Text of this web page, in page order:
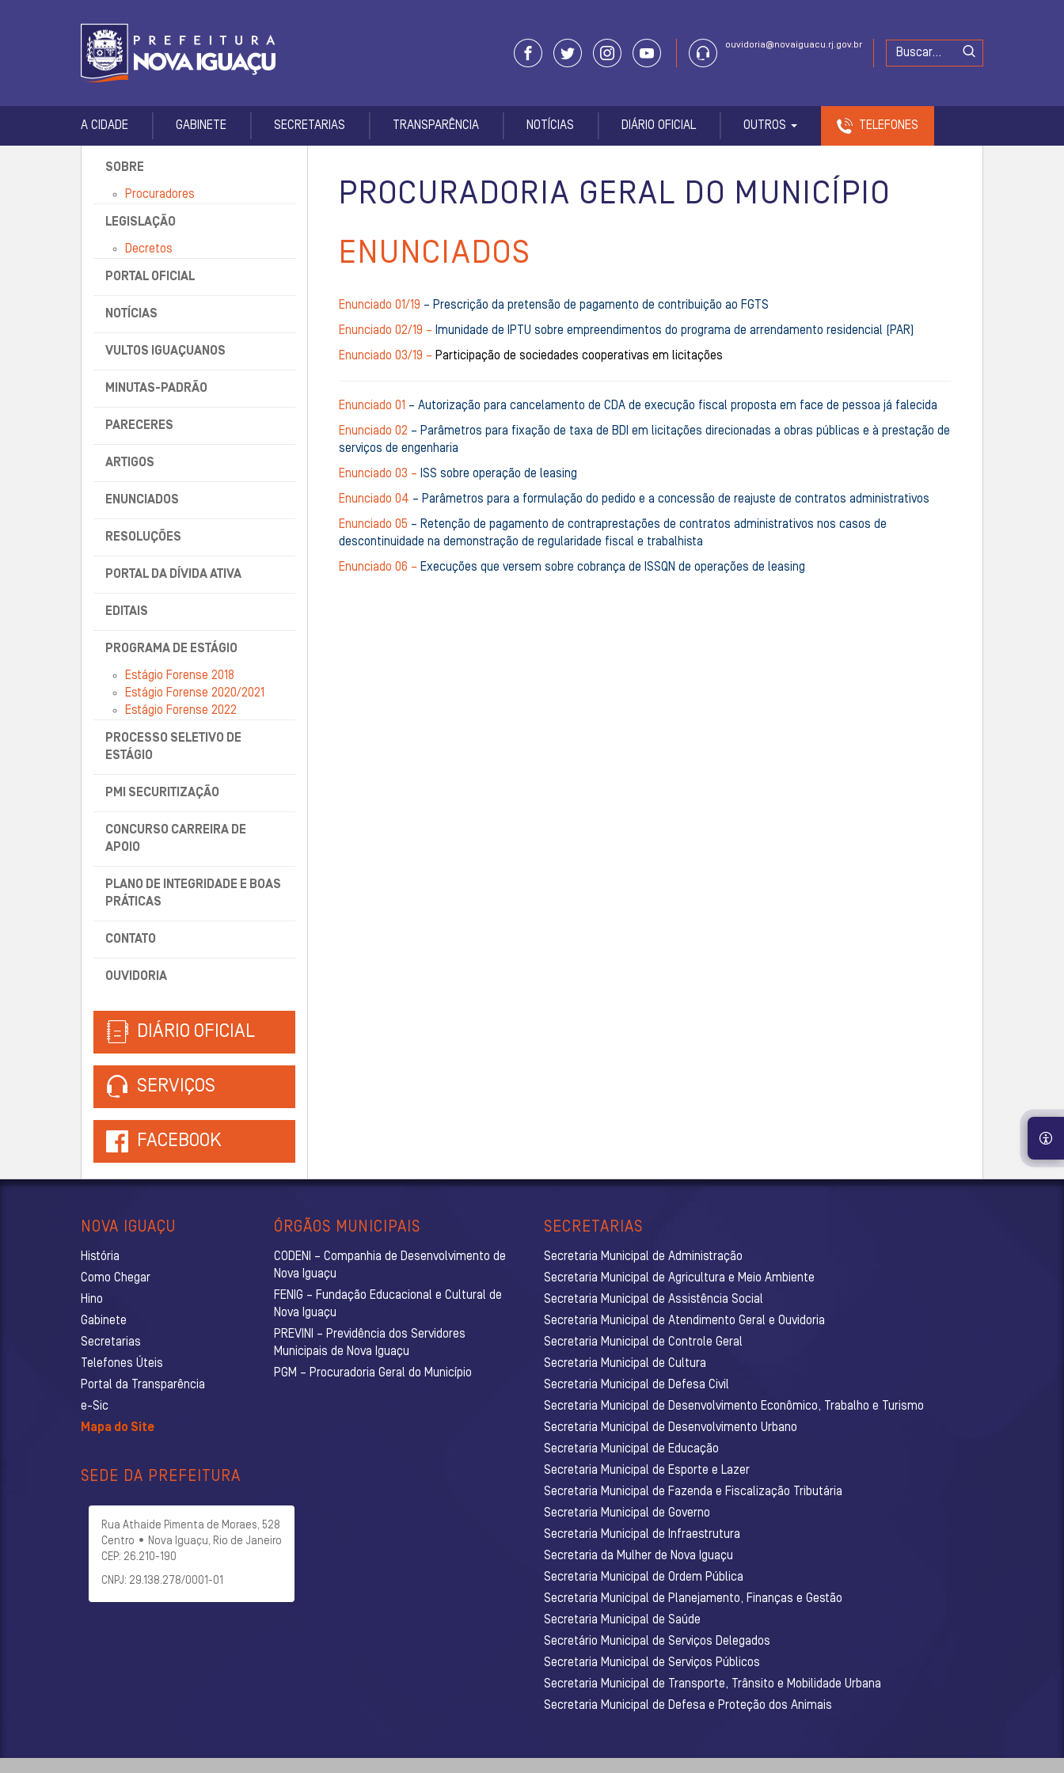
ouvidoria@novaiguacu.rj.gov.br
A CIDADE GABINETE SECRETARIAS TRANSPARÊNCIA NOTÍCIAS DIÁRIO OFICIAL OUTROS TELEFONES
SOBRE
Procuradores
LEGISLAÇÃO
Decretos
PORTAL OFICIAL
NOTÍCIAS
VULTOS IGUAÇUANOS
MINUTAS-PADRÃO
PARECERES
ARTIGOS
ENUNCIADOS
RESOLUÇÕES
PORTAL DA DÍVIDA ATIVA
EDITAIS
PROGRAMA DE ESTÁGIO
Estágio Forense 2018
Estágio Forense 2020/2021
Estágio Forense 2022
PROCESSO SELETIVO DE
ESTÁGIO
PMI SECURITIZAÇÃO
CONCURSO CARREIRA DE
APOIO
PLANO DE INTEGRIDADE E BOAS
PRÁTICAS
CONTATO
OUVIDORIA
DIÁRIO OFICIAL
SERVIÇOS
FACEBOOK
PROCURADORIA GERAL DO MUNICÍPIO
ENUNCIADOS
Enunciado 01/19 – Prescrição da pretensão de pagamento de contribuição ao FGTS
Enunciado 02/19 – Imunidade de IPTU sobre empreendimentos do programa de arrendamento residencial (PAR)
Enunciado 03/19 – Participação de sociedades cooperativas em licitações
Enunciado 01 – Autorização para cancelamento de CDA de execução fiscal proposta em face de pessoa já falecida
Enunciado 02 – Parâmetros para fixação de taxa de BDI em licitações direcionadas a obras públicas e à prestação de
serviços de engenharia
Enunciado 03 – ISS sobre operação de leasing
Enunciado 04 – Parâmetros para a formulação do pedido e a concessão de reajuste de contratos administrativos
Enunciado 05 – Retenção de pagamento de contraprestações de contratos administrativos nos casos de
descontinuidade na demonstração de regularidade fiscal e trabalhista
Enunciado 06 – Execuções que versem sobre cobrança de ISSQN de operações de leasing
NOVA IGUAÇU
História
Como Chegar
Hino
Gabinete
Secretarias
Telefones Úteis
Portal da Transparência
e-Sic
Mapa do Site
ÓRGÃOS MUNICIPAIS
CODENI – Companhia de Desenvolvimento de
Nova Iguaçu
FENIG – Fundação Educacional e Cultural de
Nova Iguaçu
PREVINI – Previdência dos Servidores
Municipais de Nova Iguaçu
PGM – Procuradoria Geral do Município
SEDE DA PREFEITURA
Rua Athaide Pimenta de Moraes, 528
Centro • Nova Iguaçu, Rio de Janeiro
CEP: 26.210-190
CNPJ: 29.138.278/0001-01
SECRETARIAS
Secretaria Municipal de Administração
Secretaria Municipal de Agricultura e Meio Ambiente
Secretaria Municipal de Assistência Social
Secretaria Municipal de Atendimento Geral e Ouvidoria
Secretaria Municipal de Controle Geral
Secretaria Municipal de Cultura
Secretaria Municipal de Defesa Civil
Secretaria Municipal de Desenvolvimento Econômico, Trabalho e Turismo
Secretaria Municipal de Desenvolvimento Urbano
Secretaria Municipal de Educação
Secretaria Municipal de Esporte e Lazer
Secretaria Municipal de Fazenda e Fiscalização Tributária
Secretaria Municipal de Governo
Secretaria Municipal de Infraestrutura
Secretaria da Mulher de Nova Iguaçu
Secretaria Municipal de Ordem Pública
Secretaria Municipal de Planejamento, Finanças e Gestão
Secretaria Municipal de Saúde
Secretário Municipal de Serviços Delegados
Secretaria Municipal de Serviços Públicos
Secretaria Municipal de Transporte, Trânsito e Mobilidade Urbana
Secretaria Municipal de Defesa e Proteção dos Animais